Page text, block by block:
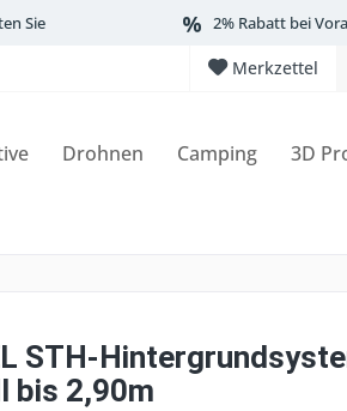
Sie 2% Rabatt bei
Merkzettel
Drohnen Camping 3D
STH-
bis 2,90m